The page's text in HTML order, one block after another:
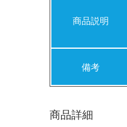
商品説明
備考
商品詳細